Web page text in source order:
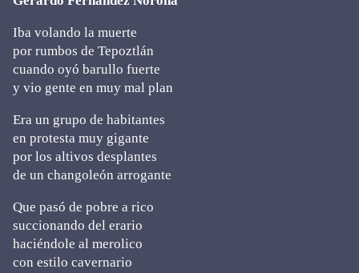
Iba volando la muerte
por rumbos de Tepoztlán
cuando oyó barullo fuerte
y vio gente en muy mal plan
Era un grupo de habitantes
en protesta muy gigante
por los altivos desplantes
de un changoleón arrogante
Que pasó de pobre a rico
succionando del erario
haciéndole al merolico
con estilo cavernario